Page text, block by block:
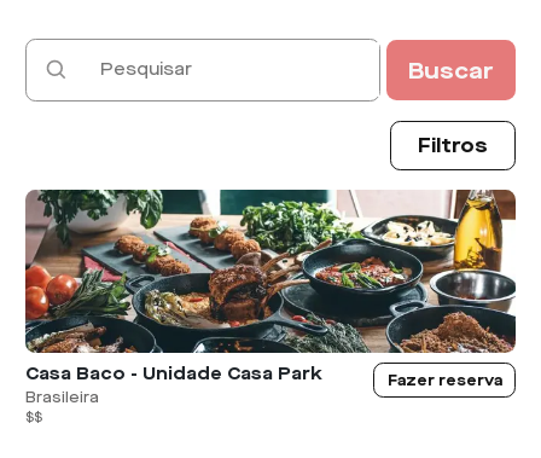
Buscar
Filtros
Casa Baco - Unidade Casa Park
Brasileira
$$
Fazer reserva